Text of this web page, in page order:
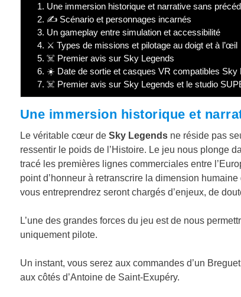
1. Une immersion historique et narrative sans
2. ✍️ Scénario et personnages incarnés
3. Un gameplay entre simulation et accessibilité
4. ⚔️ Types de missions et pilotage au doigt et à l’œil
5. ☠️ Premier avis sur Sky Legends
6. ☀️ Date de sortie et casques VR compatibles Sky
7. ☠️ Premier avis sur Sky Legends et le studio
Une immersion historique et
Le véritable cœur de Sky Legendsne réside pas
ressentir le poids de l’Histoire. Le jeu nous plonge
tracé les premières lignes commerciales entre
point d’honneur à retranscrire la dimension
vous entreprendrez seront chargés d’enjeux, de
L’une des grandes forces du jeu est de nous
uniquement pilote.
Un instant, vous serez aux commandes d’un
aux côtés d’Antoine de Saint-Exupéry.